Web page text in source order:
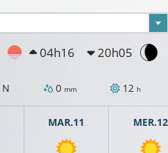
04h16 20h05
N 0 mm 12 h
MAR.11 MER.12